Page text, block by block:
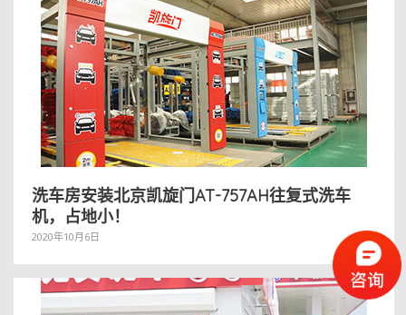
洗车房安装北京凯旋门AT-757AH往复式洗车
机，占地小！
2020年10月6日